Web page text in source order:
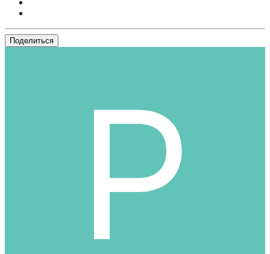
Поделиться